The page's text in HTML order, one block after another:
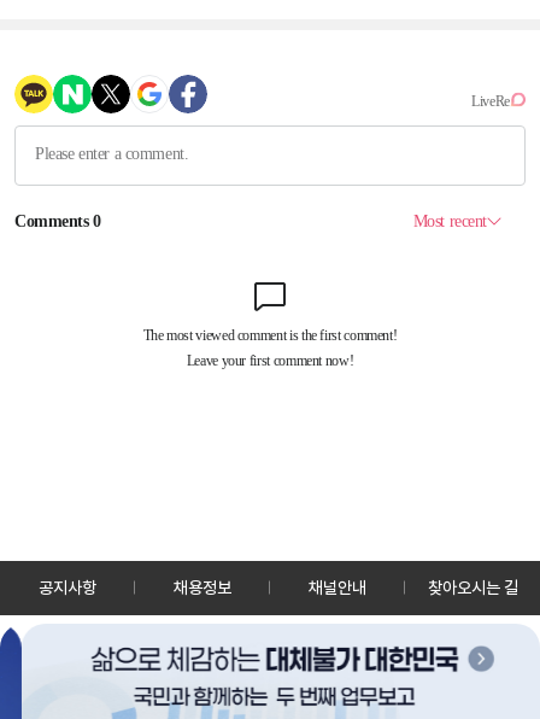
공지사항 채용정보 채널안내 찾아오시는 길
30128 세종특별자치시 정부2청사로 13 한국정책방송원 KTV
TEL: 044-204-8000
Copyrightⓒ KTV 국민방송 All Rights Reserved.